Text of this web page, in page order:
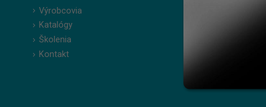
Výrobcovia
Katalógy
Školenia
Kontakt